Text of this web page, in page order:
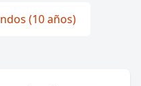
(10 años)